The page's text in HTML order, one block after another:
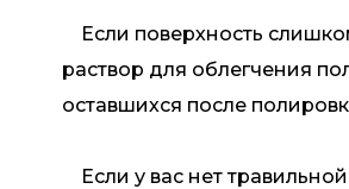
Если поверхность
раствор для облегчения
оставшихся после
Если у вас нет